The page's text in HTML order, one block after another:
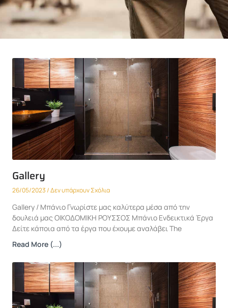
Gallery
26/05/2023 Δεν υπάρχουν Σχόλια
Gallery / Μπάνιο Γνωρίστε μας καλύτερα μέσα από την
δουλειά μας ΟΙΚΟΔΟΜΙΚΗ ΡΟΥΣΣΟΣ Μπάνιο Ενδεικτικά Έργα
Δείτε κάποια από τα έργα που έχουμε αναλάβει The
Read More (...)